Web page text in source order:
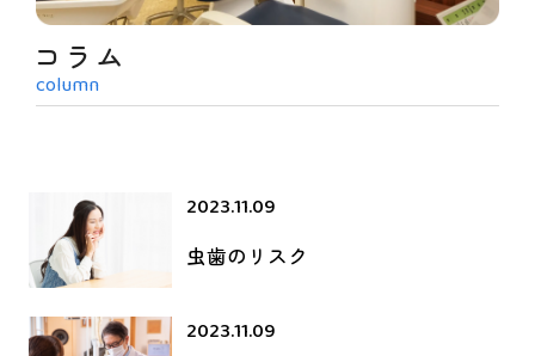
コラム
column
2023.11.09
虫歯のリスク
2023.11.09